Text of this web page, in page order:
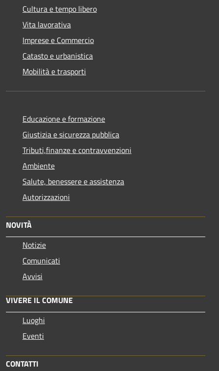
Cultura e tempo libero
Vita lavorativa
Imprese e Commercio
Catasto e urbanistica
Mobilità e trasporti
Educazione e formazione
Giustizia e sicurezza pubblica
Tributi,finanze e contravvenzioni
Ambiente
Salute, benessere e assistenza
Autorizzazioni
NOVITÀ
Notizie
Comunicati
Avvisi
VIVERE IL COMUNE
Luoghi
Eventi
CONTATTI